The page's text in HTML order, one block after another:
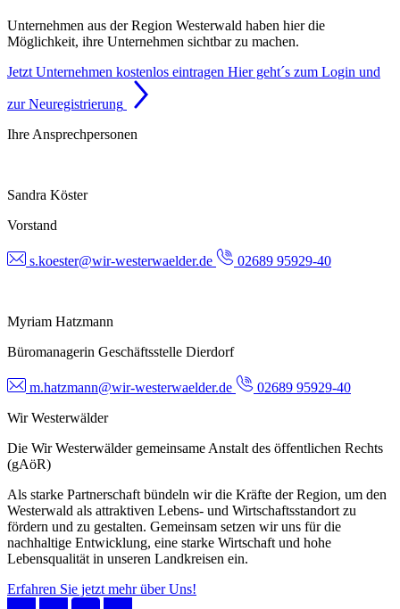
Unternehmen aus der Region Westerwald haben hier die
Möglichkeit, ihre Unternehmen sichtbar zu machen.
Jetzt Unternehmen kostenlos eintragen Hier geht´s zum Login und
zur Neuregistrierung
Ihre Ansprechpersonen
Sandra Köster
Vorstand
s.koester@wir-westerwaelder.de 02689 95929-40
Myriam Hatzmann
Büromanagerin Geschäftsstelle Dierdorf
m.hatzmann@wir-westerwaelder.de
02689 95929-40
Wir Westerwälder
Die Wir Westerwälder gemeinsame Anstalt des öffentlichen Rechts
(gAöR)
Als starke Partnerschaft bündeln wir die Kräfte der Region, um den
Westerwald als attraktiven Lebens- und Wirtschaftsstandort zu
fördern und zu gestalten. Gemeinsam setzen wir uns für die
nachhaltige Entwicklung, eine starke Wirtschaft und hohe
Lebensqualität in unseren Landkreisen ein.
Erfahren Sie jetzt mehr über Uns!